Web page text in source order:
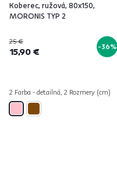
Koberec, ružová, 80x150,
MORONIS TYP 2
25 €
15,90 € -36%
2 Farba - detailná, 2 Rozmery (cm)